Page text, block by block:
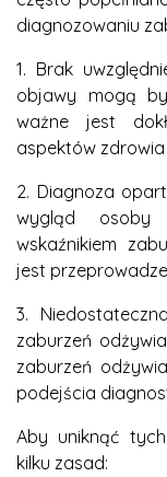
diagnozowaniu
1. Brak
objawy mogą
ważne jest
aspektów
2. Diagnoza
wygląd osoby
wskaźnikiem
jest
3.
zaburzeń
zaburzeń
podejścia
Aby uniknąć
kilku zasad: